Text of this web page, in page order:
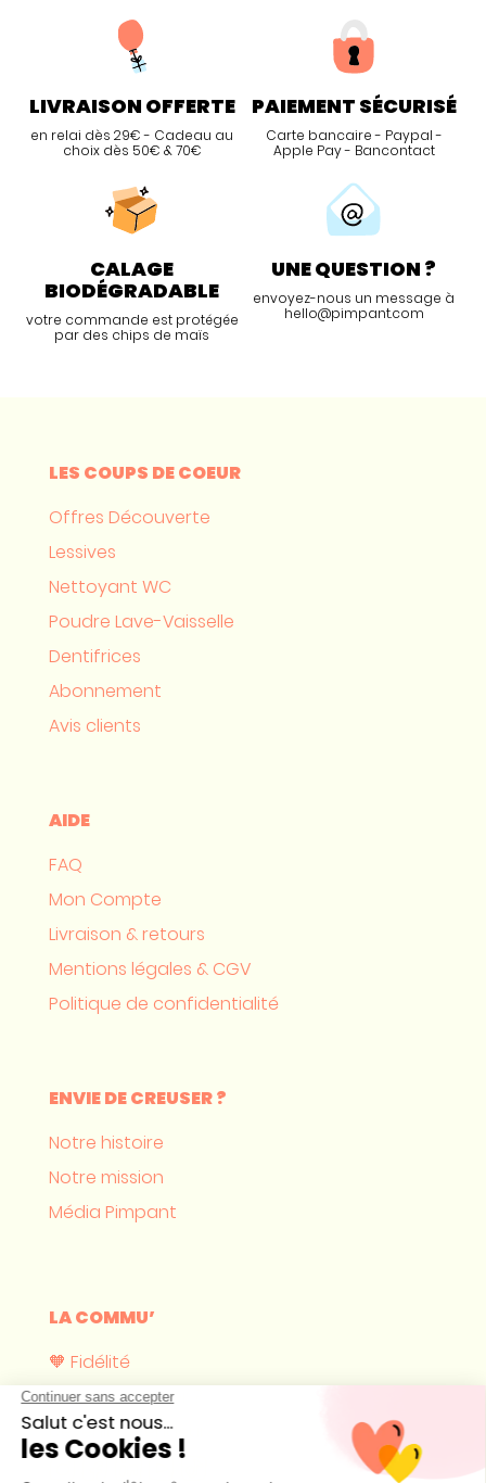
LIVRAISON OFFERTE
en relai dès 29€ - Cadeau au
choix dès 50€ & 70€
PAIEMENT SÉCURISÉ
Carte bancaire - Paypal -
Apple Pay - Bancontact
CALAGE
BIODÉGRADABLE
votre commande est protégée
par des chips de maïs
UNE QUESTION ?
envoyez-nous un message à
hello@pimpant.com
LES COUPS DE COEUR
Offres Découverte
Lessives
Nettoyant WC
Poudre Lave-Vaisselle
Dentifrices
Abonnement
Avis clients
AIDE
FAQ
Mon Compte
Livraison & retours
Mentions légales & CGV
Politique de confidentialité
ENVIE DE CREUSER ?
Notre histoire
Notre mission
Média Pimpant
LA COMMU’
🧡 Fidélité
Où nous trouver ?
Devenir revendeur